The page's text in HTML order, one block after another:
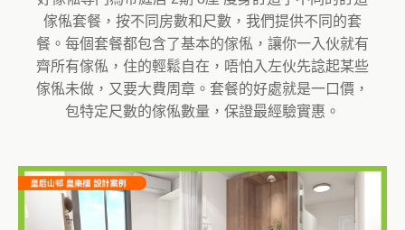
傢俬套餐，按不同房數和尺數，我們提供不同的套
餐。每個套餐都包含了基本的傢俬，讓你一入伙就有
齊所有傢俬，住的輕鬆自在，唔怕入左伙先諗起某些
傢俬未做，又要大費周章。套餐的好處就是一口價，
包特定尺數的傢俬數量，保證最經驗實惠。